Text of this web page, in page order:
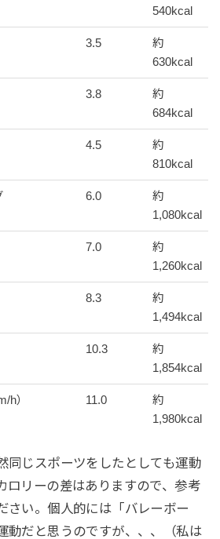
540kcal
3.5
約
630kcal
3.8
約
684kcal
4.5
約
810kcal
6.0
約
1,080kcal
7.0
約
1,260kcal
8.3
約
1,494kcal
10.3
約
1,854kcal
h） 11.0
約
1,980kcal
同じスポーツをしたとしても運動
ロリーの差はありますので、参考
さい。個人的には「バレーボー
動だと思うのですが、、、（私は